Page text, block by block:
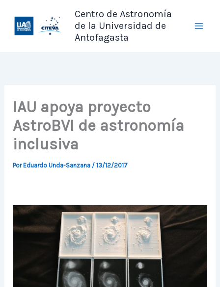
contenido
Centro de Astronomía
de la Universidad de
Antofagasta
IAU apoya proyecto
AstroBVI de astronomía
inclusiva
PorEduardo Unda-Sanzana /13/12/2017